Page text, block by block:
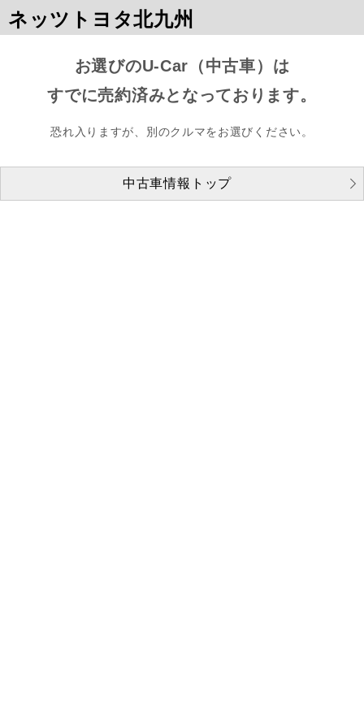
ネッツトヨタ北九州
お選びのU-Car（中古車）は
すでに売約済みとなっております。
恐れ入りますが、別のクルマをお選びください。
中古車情報トップ